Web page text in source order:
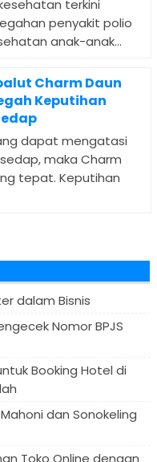
terkini
penyakit polio
anak-anak...
Charm Daun
Keputihan
dapat mengatasi
maka Charm
tepat. Keputihan
dalam Bisnis
Nomor BPJS
Booking Hotel di
dan Sonokeling
Toko Online dengan